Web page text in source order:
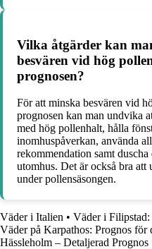
Vilka åtgärder kan
besvären vid hög
prognosen?
För att minska besvären vid
prognosen kan man undvika
med hög pollenhalt, hålla
inomhuspåverkan, använda
rekommendation samt
utomhus. Det är också bra
under pollensäsongen.
Väder i Italien • Väder i Filipstad:
Väder på Karpathos: Prognos för
Hässleholm – Detaljerad Prognos